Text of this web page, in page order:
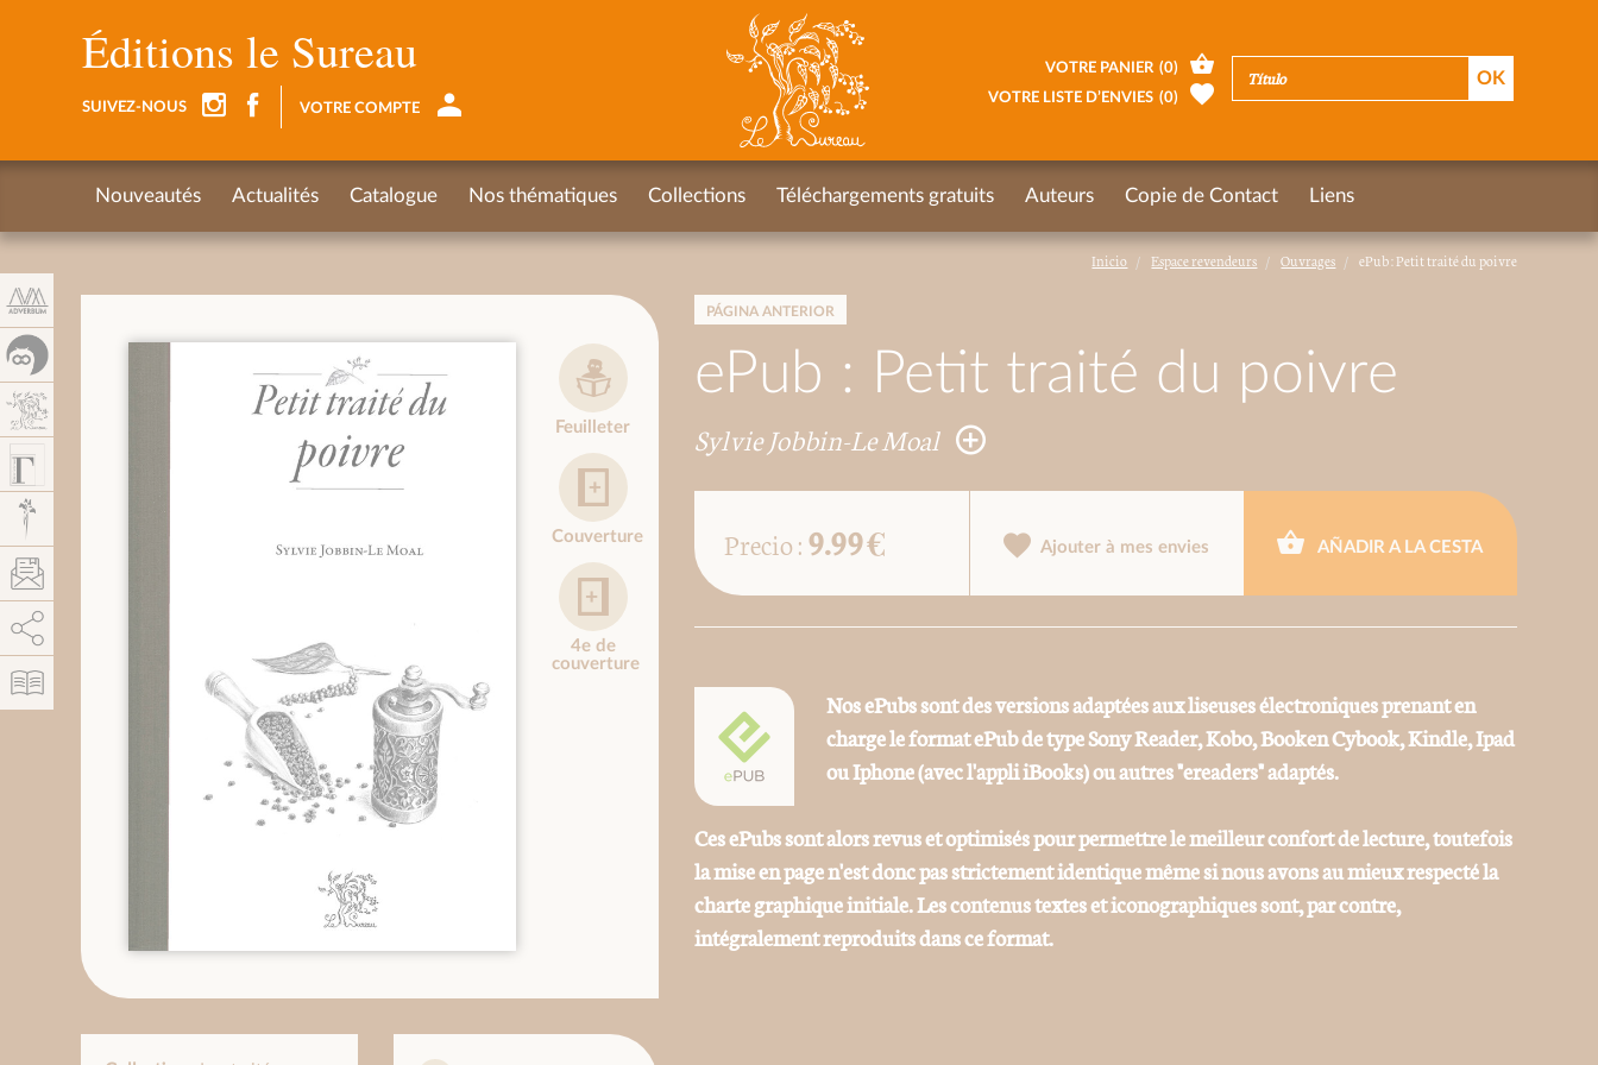
Inicio Espace revendeurs Ouvrages ePub : Petit traité du poivre
PÁGINA ANTERIOR
ePub : Petit traité du poivre
Sylvie Jobbin-Le Moal
Feuilleter
Couverture
4e de
couverture
Precio :9.99 € Ajouter à mes envies AÑADIR A LA CESTA
Nos ePubs sont des versions adaptées aux liseuses électroniques prenant en
charge le format ePub de type Sony Reader, Kobo, Booken Cybook, Kindle, Ipad
ou Iphone (avec l'appli iBooks) ou autres "ereaders" adaptés.
Ces ePubs sont alors revus et optimisés pour permettre le meilleur confort de lecture, toutefois
la mise en page n'est donc pas strictement identique même si nous avons au mieux respecté la
charte graphique initiale. Les contenus textes et iconographiques sont, par contre,
intégralement reproduits dans ce format.
Éditions le Sureau
SUIVEZ-NOUS VOTRE COMPTE
VOTRE PANIER (0)
VOTRE LISTE D’ENVIES (0)
Nouveautés Actualités Catalogue Nos thématiques Collections Téléchargements gratuits Auteurs Copie de Contact Liens